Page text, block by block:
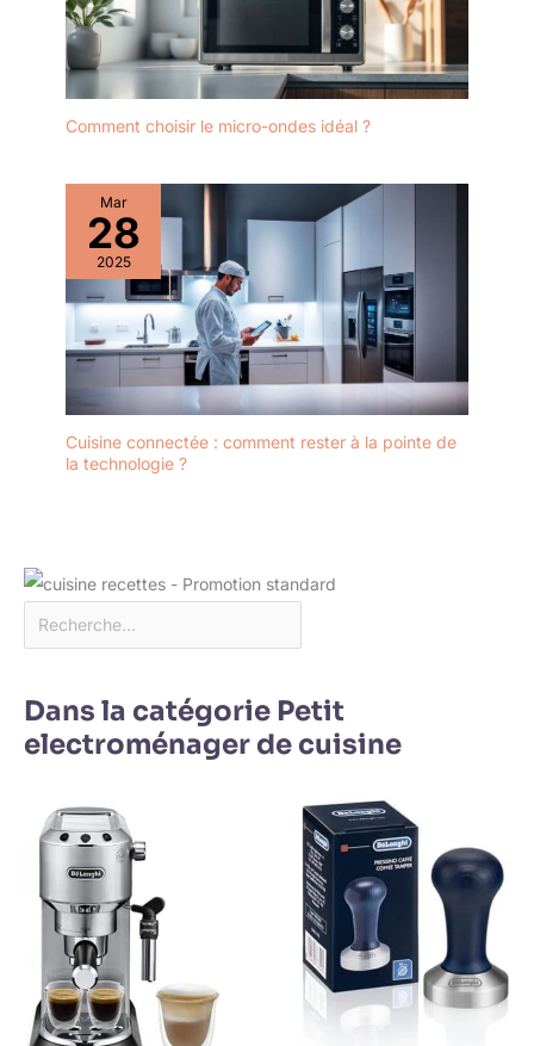
Comment choisir le micro-ondes idéal ?
Mar
28
2025
Cuisine connectée : comment rester à la pointe de
la technologie ?
Dans la catégorie Petit
electroménager de cuisine